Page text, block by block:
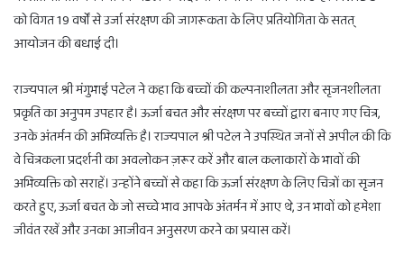
को विगत 19 वर्षों से उर्जा संरक्षण की जागरूकता के लिए प्रतियोगिता के सतत्
आयोजन की बधाई दी।
राज्यपाल श्री मंगुभाई पटेल ने कहा कि बच्चों की कल्पनाशीलता और सृजनशीलता
प्रकृति का अनुपम उपहार है। ऊर्जा बचत और संरक्षण पर बच्चों द्वारा बनाए गए चित्र,
उनके अंतर्मन की अभिव्यक्ति है। राज्यपाल श्री पटेल ने उपस्थित जनों से अपील की कि
वे चित्रकला प्रदर्शनी का अवलोकन ज़रूर करें और बाल कलाकारों के भावों की
अभिव्यक्ति को सराहें। उन्होंने बच्चों से कहा कि ऊर्जा संरक्षण के लिए चित्रों का सृजन
करते हुए, ऊर्जा बचत के जो सच्चे भाव आपके अंतर्मन में आए थे, उन भावों को हमेशा
जीवंत रखें और उनका आजीवन अनुसरण करने का प्रयास करें।